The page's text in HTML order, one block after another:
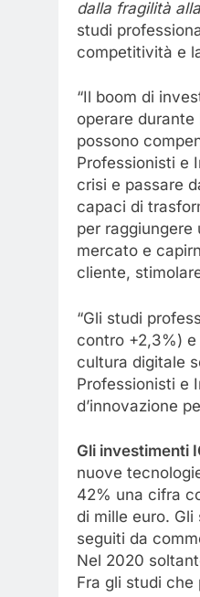
dalla fragilità
studi
competitività e
“Il boom di
operare
possono
Professionisti e
crisi e passare
capaci di
per
mercato e
cliente,
“Gli studi
contro +2,3%)
cultura digitale
Professionisti e
d’innovazione
Gli investimenti
nuove
42% una cifra
di mille euro.
seguiti da
Nel 2020
Fra gli studi